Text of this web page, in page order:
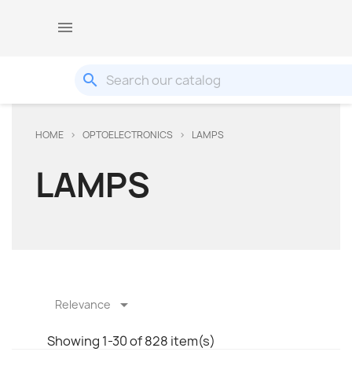

search
HOME OPTOELECTRONICS LAMPS
LAMPS
Relevance 
Showing 1-30 of 828 item(s)